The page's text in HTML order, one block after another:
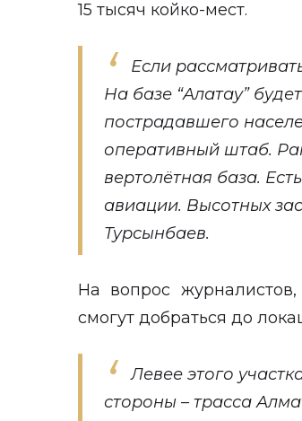
15 тысяч койко-мест.
Если
На базе “Алатау”
пострадавшего
оперативный штаб.
вертолётная база.
авиации. Высотных
Турсынбаев.
На вопрос
смогут добраться до
Левее этого
стороны – трасса